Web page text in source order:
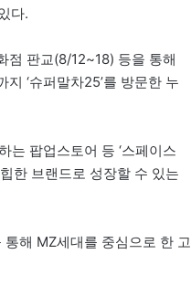
다.
점 판교(8/12~18) 등을 통해
‘슈퍼말차25’를 방문한 누
는 팝업스토어 등 ‘스페이스
한 브랜드로 성장할 수 있는
해 MZ세대를 중심으로 한 고